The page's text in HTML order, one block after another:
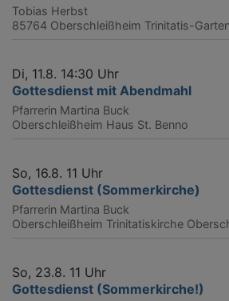
Tobias Herbst
85764 Oberschleißheim Trinitatis-
Di, 11.8. 14:30 Uhr
Gottesdienst mit Abendmahl
Pfarrerin Martina Buck
Oberschleißheim Haus St. Benno
So, 16.8. 11 Uhr
Gottesdienst (Sommerkirche)
Pfarrerin Martina Buck
Oberschleißheim Trinitatiskirche
So, 23.8. 11 Uhr
Gottesdienst (Sommerkirche!)